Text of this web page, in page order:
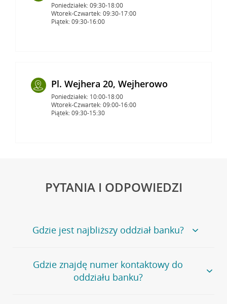
Poniedziałek: 09:30-18:00
Wtorek-Czwartek: 09:30-17:00
Piątek: 09:30-16:00
Pl. Wejhera 20, Wejherowo
Poniedziałek: 10:00-18:00
Wtorek-Czwartek: 09:00-16:00
Piątek: 09:30-15:30
PYTANIA I ODPOWIEDZI
Gdzie jest najbliższy oddział banku?
Jeśli szukasz oddziału naszego banku, zapraszamy na
stronęPlacówki i bankomaty, na której znajduje się
wygodna wyszukiwarka.
Gdzie znajdę numer kontaktowy do
oddziału banku?